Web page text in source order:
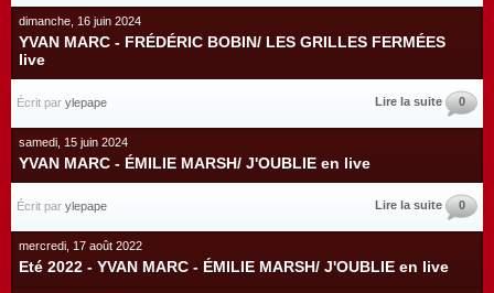
dimanche, 16 juin 2024
YVAN MARC - FRÉDÉRIC BOBIN/ LES GRILLES FERMÉES
live
Écrit par ylepape Lire la suite 0
samedi, 15 juin 2024
YVAN MARC - ÉMILIE MARSH/ J'OUBLIE en live
Écrit par ylepape Lire la suite 0
mercredi, 17 août 2022
Eté 2022 - YVAN MARC - ÉMILIE MARSH/ J'OUBLIE en live